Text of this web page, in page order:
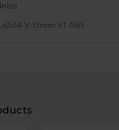
V-Strom XT ABS